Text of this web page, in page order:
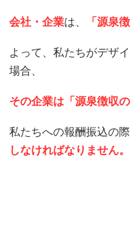
会社・企業は、 「源泉
よって、私たちがデザ
場合、
その企業は「源泉徴収
私たちへの報酬振込の
しなければなりません。